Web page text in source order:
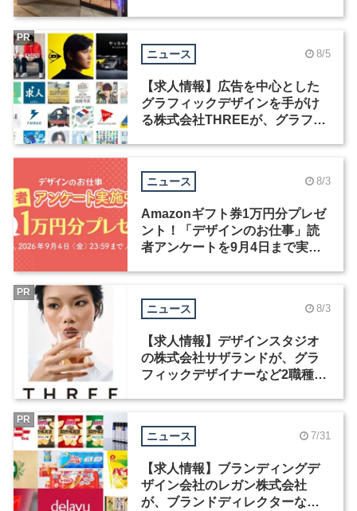
ニュース 8/5
【求人情報】広告を中心とした
グラフィックデザインを手がけ
る株式会社THREEが、グラフィ
PR
ニュース 8/3
Amazonギフト券1万円分プレゼ
ント！「デザインのお仕事」読
者アンケートを9月4日まで実施
ニュース 8/3
【求人情報】デザインスタジオ
の株式会社サザランドが、グラ
フィックデザイナーなど2職種を
PR
ニュース 7/31
【求人情報】ブランディングデ
ザイン会社のレガン株式会社
が、ブランドディレクターなど3
PR